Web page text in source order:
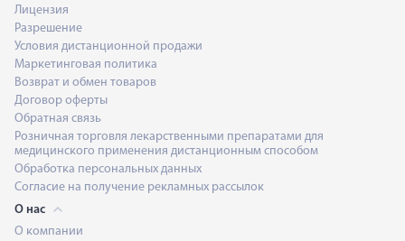
Лицензия
Разрешение
Условия дистанционной продажи
Маркетинговая политика
Возврат и обмен товаров
Договор оферты
Обратная связь
Розничная торговля лекарственными препаратами для
медицинского применения дистанционным способом
Обработка персональных данных
Согласие на получение рекламных рассылок
О нас
О компании